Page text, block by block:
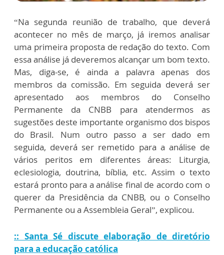
“Na segunda reunião de trabalho, que deverá
acontecer no mês de março, já iremos analisar
uma primeira proposta de redação do texto. Com
essa análise já deveremos alcançar um bom texto.
Mas, diga-se, é ainda a palavra apenas dos
membros da comissão. Em seguida deverá ser
apresentado aos membros do Conselho
Permanente da CNBB para atendermos as
sugestões deste importante organismo dos bispos
do Brasil. Num outro passo a ser dado em
seguida, deverá ser remetido para a análise de
vários peritos em diferentes áreas: Liturgia,
eclesiologia, doutrina, bíblia, etc. Assim o texto
estará pronto para a análise final de acordo com o
querer da Presidência da CNBB, ou o Conselho
Permanente ou a Assembleia Geral”, explicou.
:: Santa Sé discute elaboração de diretório
para a educação católica